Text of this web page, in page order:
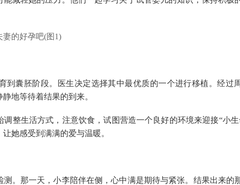
到囊胚阶段。医生决定选择其中最优质的一个进行移植。经过
地等待着结果的到来。
整生活方式，注意饮食，试图营造一个良好的环境来迎接“小生
她感受到满满的爱与温暖。
。那一天，小李陪伴在侧，心中满是期待与紧张。结果出来的